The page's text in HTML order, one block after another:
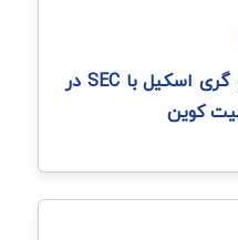
ادامه گفتگو گری اسکیل با SEC در